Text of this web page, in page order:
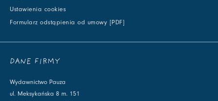
Ustawienia cookies
Formularz odstąpienia od umowy [PDF]
DANE FIRMY
Wydawnictwo Pauza
ul. Meksykańska 8 m. 151